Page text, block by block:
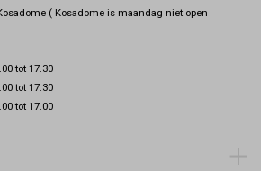
( Kosadome is maandag niet open
tot 17.30
tot 17.30
tot 17.00